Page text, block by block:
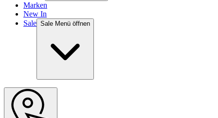
Marken
New In
Sale Sale Menü öffnen